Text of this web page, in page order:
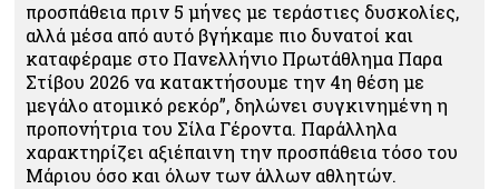
προσπάθεια πριν 5 μήνες με τεράστιες δυσκολίες,
αλλά μέσα από αυτό βγήκαμε πιο δυνατοί και
καταφέραμε στο Πανελλήνιο Πρωτάθλημα Παρα
Στίβου 2026 να κατακτήσουμε την 4η θέση με
μεγάλο ατομικό ρεκόρ”, δηλώνει συγκινημένη η
προπονήτρια του Σίλα Γέροντα. Παράλληλα
χαρακτηρίζει αξιέπαινη την προσπάθεια τόσο του
Μάριου όσο και όλων των άλλων αθλητών.